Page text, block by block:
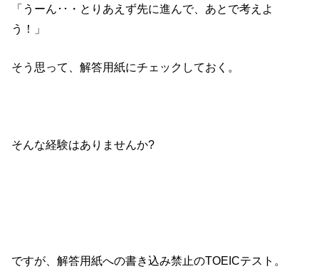
「うーん･･・とりあえず先に進んで、あとで考えよ
う！」
そう思って、解答用紙にチェックしておく。
そんな経験はありませんか?
ですが、解答用紙への書き込み禁止のTOEICテスト。